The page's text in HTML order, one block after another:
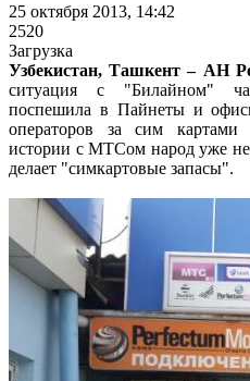
25 октября 2013, 14:42
2520
Загрузка
Узбекистан, Ташкент – АН
ситуация с "Билайном"
поспешила в Пайнеты и
операторов за сим
истории с МТСом народ уже не
делает "симкартовые запасы".